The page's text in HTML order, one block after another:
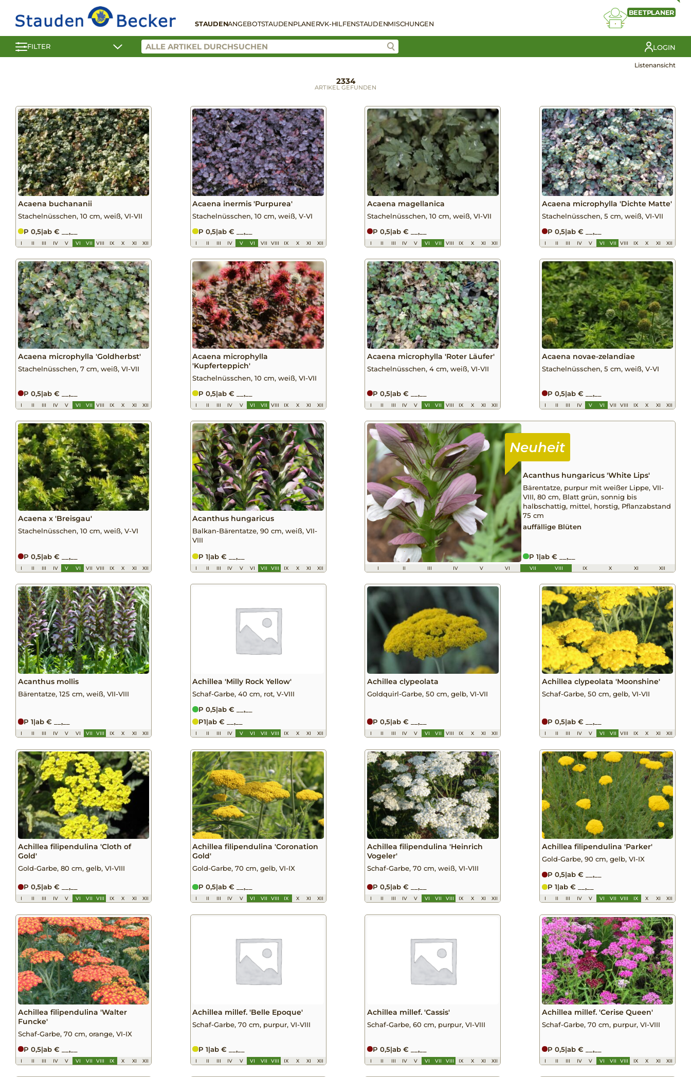
STAUDENANGEBOTSTAUDENPLANERVK-HILFENSTAUDENMISCHUNGEN
BEETPLANER
FILTER LOGIN
Listenansicht
2334
ARTIKEL GEFUNDEN
Acaena buchananii
Stachelnüsschen, 10 cm, weiß, VI-VII
P 0,5|ab € __,__
I II III IV V VI VII VIII IX X XI XII
Acaena inermis 'Purpurea'
Stachelnüsschen, 10 cm, weiß, V-VI
P 0,5|ab € __,__
I II III IV V VI VII VIII IX X XI XII
Acaena magellanica
Stachelnüsschen, 10 cm, weiß, VI-VII
P 0,5|ab € __,__
I II III IV V VI VII VIII IX X XI XII
Acaena microphylla 'Dichte Matte'
Stachelnüsschen, 5 cm, weiß, VI-VII
P 0,5|ab € __,__
I II III IV V VI VII VIII IX X XI XII
Acaena microphylla 'Goldherbst'
Stachelnüsschen, 7 cm, weiß, VI-VII
P 0,5|ab € __,__
I II III IV V VI VII VIII IX X XI XII
Acaena microphylla
'Kupferteppich'
Stachelnüsschen, 10 cm, weiß, VI-VII
P 0,5|ab € __,__
I II III IV V VI VII VIII IX X XI XII
Acaena microphylla 'Roter Läufer'
Stachelnüsschen, 4 cm, weiß, VI-VII
P 0,5|ab € __,__
I II III IV V VI VII VIII IX X XI XII
Acaena novae-zelandiae
Stachelnüsschen, 5 cm, weiß, V-VI
P 0,5|ab € __,__
I II III IV V VI VII VIII IX X XI XII
Acaena x 'Breisgau'
Stachelnüsschen, 10 cm, weiß, V-VI
P 0,5|ab € __,__
I II III IV V VI VII VIII IX X XI XII
Acanthus hungaricus
Balkan-Bärentatze, 90 cm, weiß, VII-
VIII
P 1|ab € __,__
I II III IV V VI VII VIII IX X XI XII
Acanthus hungaricus 'White Lips'
Bärentatze, purpur mit weißer Lippe, VII-
VIII, 80 cm, Blatt grün, sonnig bis
halbschattig, mittel, horstig, Pflanzabstand
75 cm
auffällige Blüten
P 1|ab € __,__
I II III IV V VI VII VIII IX X XI XII
Acanthus mollis
Bärentatze, 125 cm, weiß, VII-VIII
P 1|ab € __,__
I II III IV V VI VII VIII IX X XI XII
Achillea 'Milly Rock Yellow'
Schaf-Garbe, 40 cm, rot, V-VIII
P 0,5|ab € __,__
P1|ab € __,__
I II III IV V VI VII VIII IX X XI XII
Achillea clypeolata
Goldquirl-Garbe, 50 cm, gelb, VI-VII
P 0,5|ab € __,__
I II III IV V VI VII VIII IX X XI XII
Achillea clypeolata 'Moonshine'
Schaf-Garbe, 50 cm, gelb, VI-VII
P 0,5|ab € __,__
I II III IV V VI VII VIII IX X XI XII
Achillea filipendulina 'Cloth of
Gold'
Gold-Garbe, 80 cm, gelb, VI-VIII
P 0,5|ab € __,__
I II III IV V VI VII VIII IX X XI XII
Achillea filipendulina 'Coronation
Gold'
Gold-Garbe, 70 cm, gelb, VI-IX
P 0,5|ab € __,__
I II III IV V VI VII VIII IX X XI XII
Achillea filipendulina 'Heinrich
Vogeler'
Schaf-Garbe, 70 cm, weiß, VI-VIII
P 0,5|ab € __,__
I II III IV V VI VII VIII IX X XI XII
Achillea filipendulina 'Parker'
Gold-Garbe, 90 cm, gelb, VI-IX
P 0,5|ab € __,__
P 1|ab € __,__
I II III IV V VI VII VIII IX X XI XII
Achillea filipendulina 'Walter
Funcke'
Schaf-Garbe, 70 cm, orange, VI-IX
P 0,5|ab € __,__
I II III IV V VI VII VIII IX X XI XII
Achillea millef. 'Belle Epoque'
Schaf-Garbe, 70 cm, purpur, VI-VIII
P 1|ab € __,__
I II III IV V VI VII VIII IX X XI XII
Achillea millef. 'Cassis'
Schaf-Garbe, 60 cm, purpur, VI-VIII
P 0,5|ab € __,__
I II III IV V VI VII VIII IX X XI XII
Achillea millef. 'Cerise Queen'
Schaf-Garbe, 70 cm, purpur, VI-VIII
P 0,5|ab € __,__
I II III IV V VI VII VIII IX X XI XII